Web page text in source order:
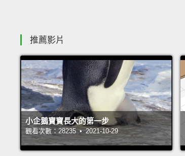
推薦影片
小企鵝寶寶長大的第一步
觀看次數：28235 • 2021-10-29